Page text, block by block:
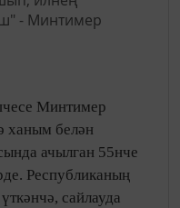
Минтимер
ханым белән
ачылган 55нче
Республиканың
сайлауда